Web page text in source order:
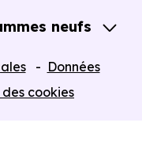
neufs
Jeanbrun
Données
des cookies